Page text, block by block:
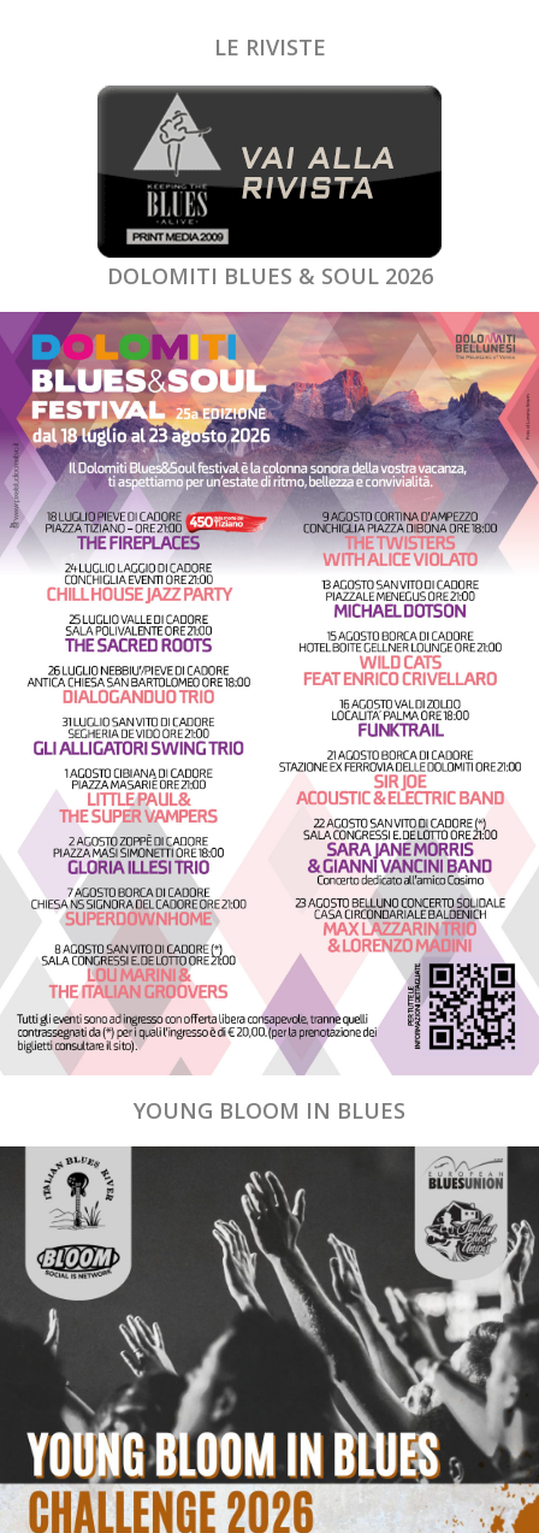
LE RIVISTE
DOLOMITI BLUES & SOUL 2026
YOUNG BLOOM IN BLUES